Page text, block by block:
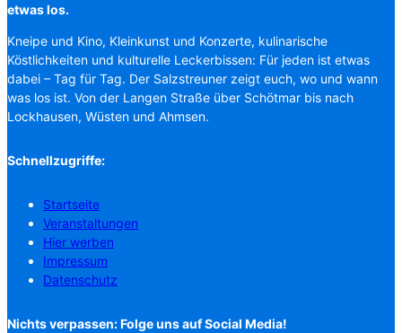
etwas los.
Kneipe und Kino, Kleinkunst und Konzerte, kulinarische
Köstlichkeiten und kulturelle Leckerbissen: Für jeden ist etwas
dabei – Tag für Tag. Der Salzstreuner zeigt euch, wo und wann
was los ist. Von der Langen Straße über Schötmar bis nach
Lockhausen, Wüsten und Ahmsen.
Schnellzugriffe:
Startseite
Veranstaltungen
Hier werben
Impressum
Datenschutz
Nichts verpassen: Folge uns auf Social Media!